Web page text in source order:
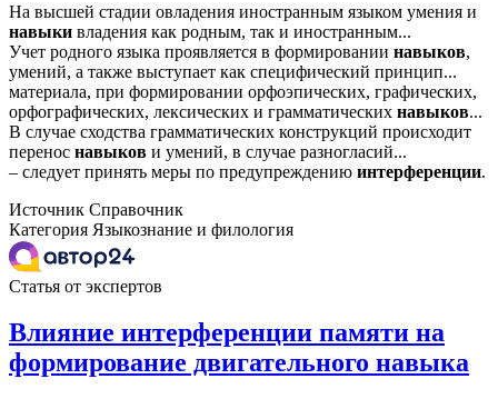
На высшей стадии овладения иностранным языком умения и
навыки владения как родным, так и иностранным...
Учет родного языка проявляется в формировании навыков,
умений, а также выступает как специфический принцип...
материала, при формировании орфоэпических, графических,
орфографических, лексических и грамматических навыков...
В случае сходства грамматических конструкций происходит
перенос навыков и умений, в случае разногласий...
– следует принять меры по предупреждению интерференции.
Источник Справочник
Категория Языкознание и филология
Статья от экспертов
Влияние интерференции памяти на
формирование двигательного навыка